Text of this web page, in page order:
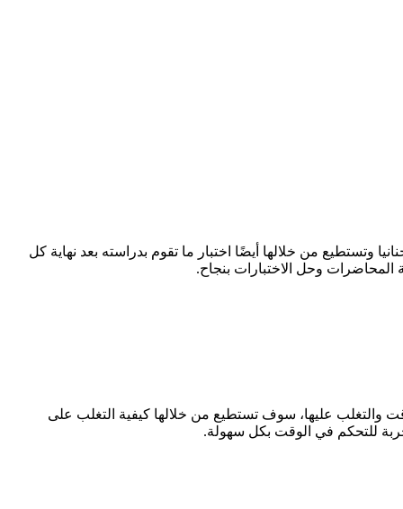
من خلالها أيضًا اختبار ما تقوم بدراسته بعد نهاية كل
المحاضرات وحل الاختبارات بنجاح.
عليها، سوف تستطيع من خلالها كيفية التغلب على
للتحكم في الوقت بكل سهولة.